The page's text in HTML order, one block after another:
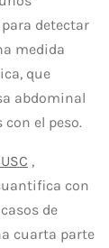
detectar
medida
que
abdominal
el peso.
,
con
de
cuarta parte